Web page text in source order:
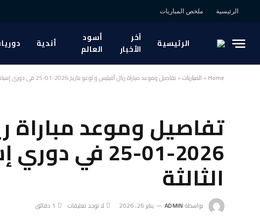
الرئيسية ملخص المباريات
الرئيسية
آخر
الأخبار
أسود
العالم
أندية
Home
» المباريات»تفاصيل وموعد مباراة ريال أفيليس و لوغو بتاريخ 2026-01-25 في دوري إسبانيا, الدوري الإسباني الدرجة الثالثة
تفاصيل وموعد مباراة
2026-01-25
الثالثة
بواسطة ADMIN يناير 26, 2026 لا توجد تعليقات 1 دقائق